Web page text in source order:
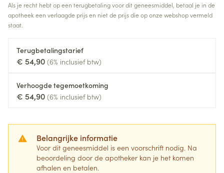
Als je recht hebt op een terugbetaling voor dit geneesmiddel, betaal je in de
apotheek een verlaagde prijs en niet de prijs die op onze webshop vermeld
staat.
Terugbetalingstarief
€ 54,90 (6% inclusief btw)
Verhoogde tegemoetkoming
€ 54,90 (6% inclusief btw)
Belangrijke informatie
Voor dit geneesmiddel is een voorschrift nodig. Na
beoordeling door de apotheker kan je het komen
afhalen en betalen.